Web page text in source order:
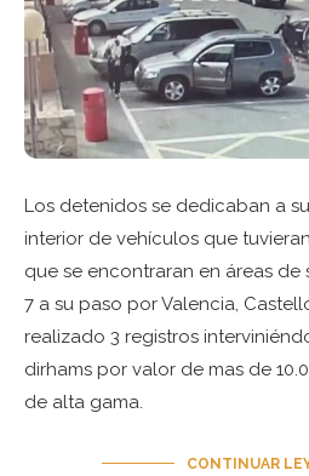
Los detenidos se dedicaban a
interior de vehículos que
que se encontraran en áreas
7 a su paso por Valencia,
realizado 3 registros
dirhams por valor de mas de
de alta gama.
CONTINUAR